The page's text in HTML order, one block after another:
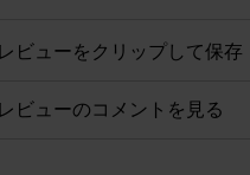
ビューをクリップして保存
ビューのコメントを見る